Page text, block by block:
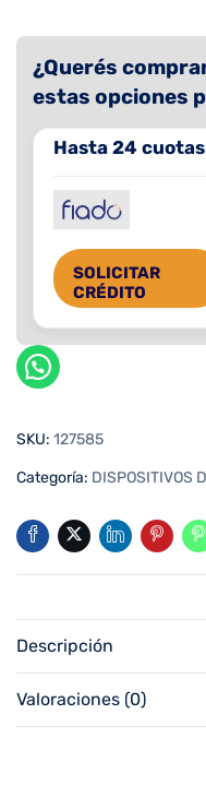
¿Querés
estas opciones
Hasta 24 cuotas
SOLICITAR
CRÉDITO
SKU: 127585
Categoría: DISPOSITIVOS
Descripción
Valoraciones (0)